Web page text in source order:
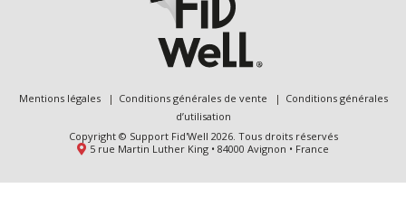
Mentions légales Conditions générales de vente
Conditions générales
d’utilisation
Copyright © Support Fid'Well 2026. Tous droits réservés
5 rue Martin Luther King • 84000 Avignon • France